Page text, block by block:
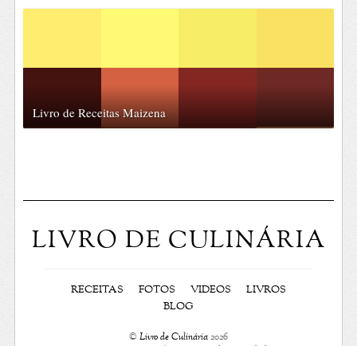
Livro de Receitas Maizena
LIVRO DE CULINÁRIA
RECEITAS FOTOS VIDEOS
LIVROS
BLOG
© Livro de Culinária2026